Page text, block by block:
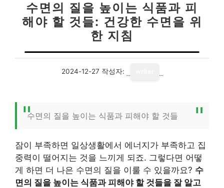
수면의 질을 높이는 식품과 피
해야 할 것들: 건강한 수면을 위
한 지침
2024-12-27 작성자:
수면의 질을 높이는 식품과 피해야 할 것들
잠이 부족하면 일상생활에서 에너지가 부족하고 집
중력이 떨어지는 것을 느끼게 되죠. 그렇다면 어떻
게 하면 더 나은 수면의 질을 이룰 수 있을까요? 수
면의 질을 높이는 식품과 피해야 할 것들을 잘 알고